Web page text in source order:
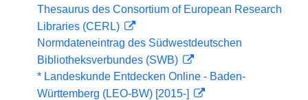
Thesaurus des Consortium of European Research
Libraries (CERL)
Normdateneintrag des Südwestdeutschen
Bibliotheksverbundes (SWB)
* Landeskunde Entdecken Online - Baden-
Württemberg (LEO-BW) [2015-]